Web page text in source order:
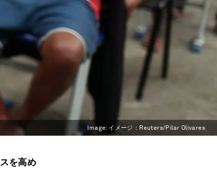
Image: イメージ：Reuters/Pilar Olivares
を高め